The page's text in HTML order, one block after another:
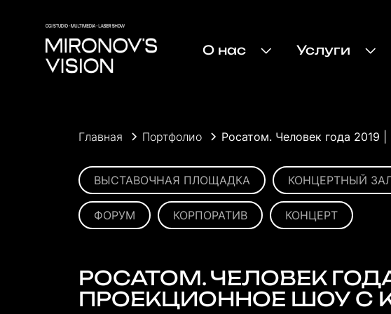
О нас Услуги
Главная Портфолио Росатом. Человек года 2019
ВЫСТАВОЧНАЯ ПЛОЩАДКА КОНЦЕРТНЫЙ
ФОРУМ КОРПОРАТИВ КОНЦЕРТ
РОСАТОМ. ЧЕЛОВЕК
ПРОЕКЦИОННОЕ ШОУ С